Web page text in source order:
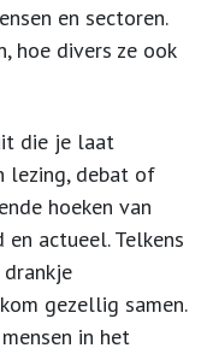
en sectoren.
hoe divers ze ook
die je laat
lezing, debat of
hoeken van
actueel. Telkens
gezellig samen.
in het